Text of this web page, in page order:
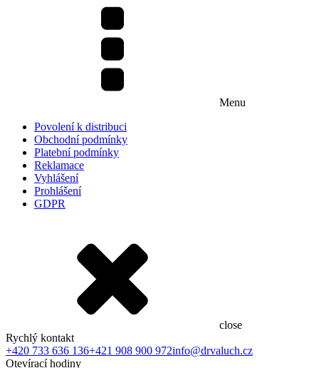
Menu
Povolení k distribuci
Obchodní podmínky
Platební podmínky
Reklamace
Vyhlášení
Prohlášení
GDPR
close
Rychlý kontakt
+420 733 636 136+421 908 900 972info@drvaluch.cz
Otevírací hodiny